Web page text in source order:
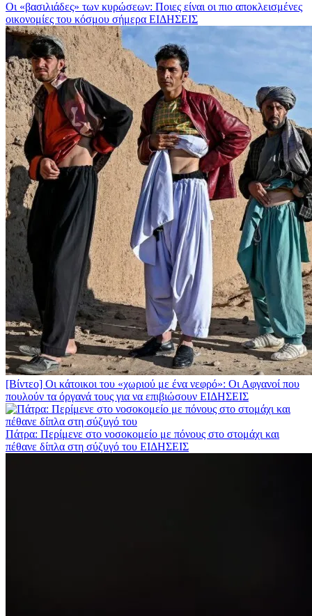
Οι «βασιλιάδες» των κυρώσεων: Ποιες είναι οι πιο αποκλεισμένες
οικονομίες του κόσμου σήμερα ΕΙΔΗΣΕΙΣ
[Βίντεο] Οι κάτοικοι του «χωριού με ένα νεφρό»: Οι Αφγανοί που
πουλούν τα όργανά τους για να επιβιώσουν ΕΙΔΗΣΕΙΣ
Πάτρα: Περίμενε στο νοσοκομείο με πόνους στο στομάχι και
πέθανε δίπλα στη σύζυγό του ΕΙΔΗΣΕΙΣ